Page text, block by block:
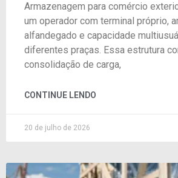
Armazenagem para comércio
um operador com terminal próprio,
alfandegado e capacidade
diferentes praças. Essa estrutura
consolidação de carga,
CONTINUE LENDO
20 de julho de 2026